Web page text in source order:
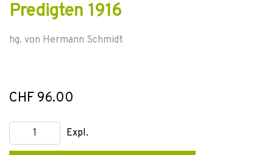
Predigten 1916
hg. von Hermann Schmidt
CHF 96.00
Expl.